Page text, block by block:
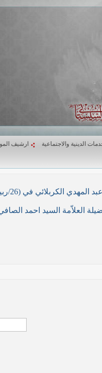
الدينية والاجتماعية ارشيف
1439هـ) الموافق (15/12/2017م)